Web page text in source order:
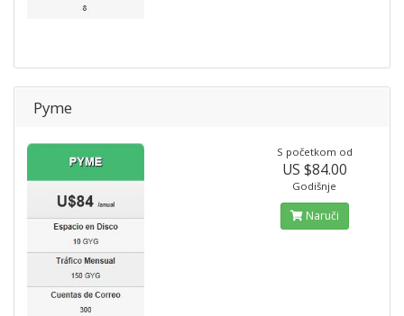
Pyme
S početkom od
US $84.00
Godišnje
Naruči